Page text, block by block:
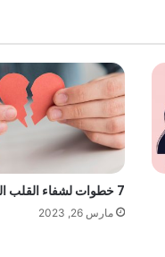
7 خطوات لشفاء القلب المجروح
مارس 26, 2023